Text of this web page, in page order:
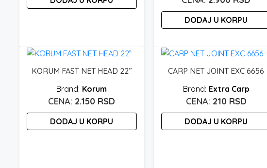
DODAJ U KORPU
KORUM FAST NET HEAD 22”
Korum
2.150 RSD
DODAJ U KORPU
CARP NET JOINT EXC 6656
Extra Carp
210 RSD
DODAJ U KORPU